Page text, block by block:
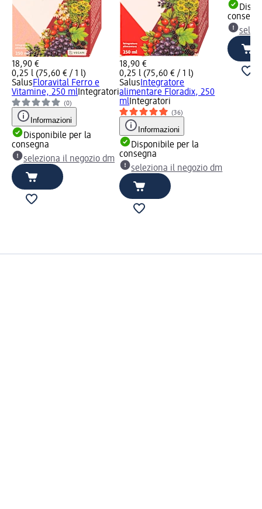
18,90 €
0,25 l (75,60 € / 1 l)
SalusFloravital Ferro e
Vitamine, 250 mlIntegratori
(0)
Informazioni
Disponibile per la
consegna
seleziona il negozio dm
18,90 €
0,25 l (75,60 € / 1 l)
SalusIntegratore
alimentare Floradix, 250
mlIntegratori
(36)
Informazioni
Disponibile per la
consegna
seleziona il negozio dm